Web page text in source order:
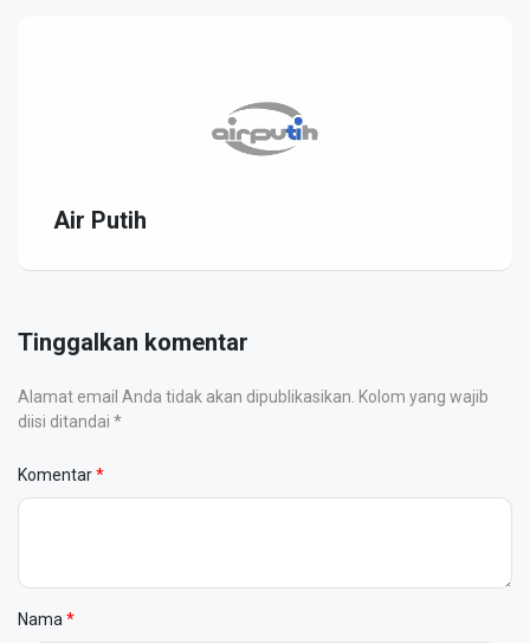
Air Putih
Tinggalkan komentar
Alamat email Anda tidak akan dipublikasikan. Kolom yang wajib
diisi ditandai *
Komentar
Nama